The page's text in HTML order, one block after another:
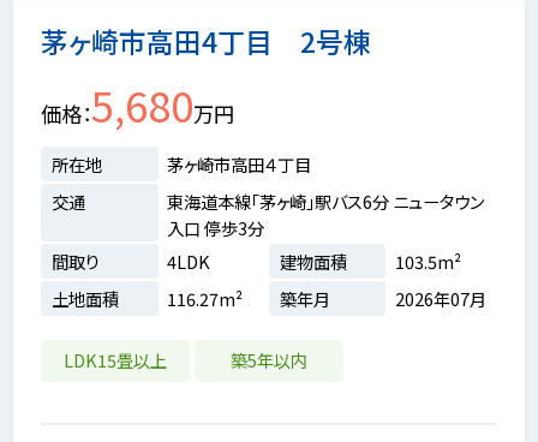
茅ヶ崎市高田4丁目 2号棟
価格 5,680万円
所在地
茅ヶ崎市高田４丁目
交通
東海道本線「茅ヶ崎」駅バス6分 ニュータウン
入口 停歩3分
間取り
4LDK 建物面積
103.5m²
土地面積
116.27m² 築年月 2026年07月
LDK15畳以上 築5年以内